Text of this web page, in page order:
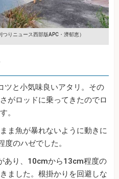
つりニュース西部版APC・濟郁恵）
ツと小気味良いアタリ。その
がロッドに乗ってきたのでロ
。
ま魚が暴れないように動きに
のハゼでした。
あり、10cmから13cm程度の
ました。根掛かりを回避しな